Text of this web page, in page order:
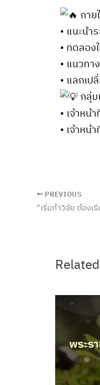
ภา
• แนะนำ
• ทดลอง
• แนวทา
• แลกเ
กลุ่ม
• เจ้าหน้
• เจ้าหน้
PREVIOUS
“เริ่มทำวิจัย ต้องเ